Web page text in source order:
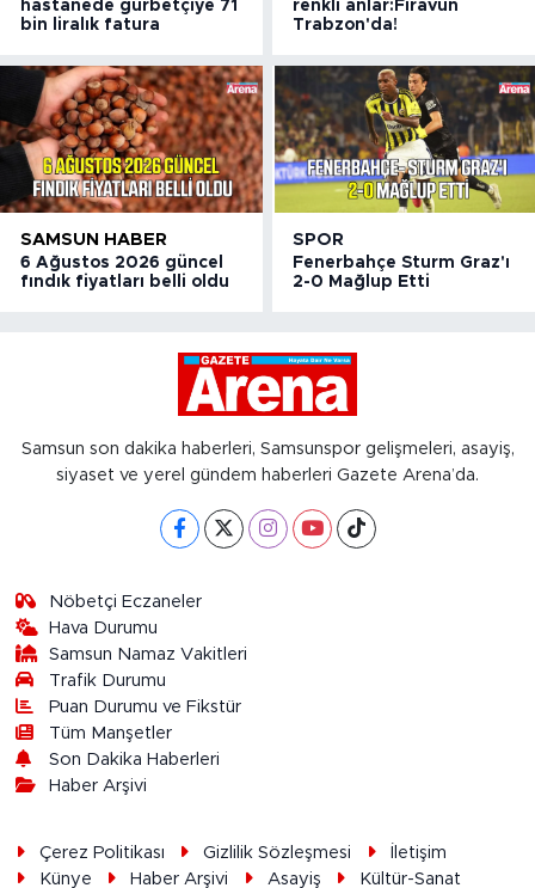
hastanede gurbetçiye 71
bin liralık fatura
renkli anlar:Firavun
Trabzon'da!
SAMSUN HABER
6 Ağustos 2026 güncel
fındık fiyatları belli oldu
SPOR
Fenerbahçe Sturm Graz'ı
2-0 Mağlup Etti
Samsun son dakika haberleri, Samsunspor gelişmeleri, asayiş,
siyaset ve yerel gündem haberleri Gazete Arena’da.
Nöbetçi Eczaneler
Hava Durumu
Samsun Namaz Vakitleri
Trafik Durumu
Puan Durumu ve Fikstür
Tüm Manşetler
Son Dakika Haberleri
Haber Arşivi
Çerez Politikası Gizlilik Sözleşmesi
İletişim
Künye
Haber Arşivi Asayiş Kültür-Sanat